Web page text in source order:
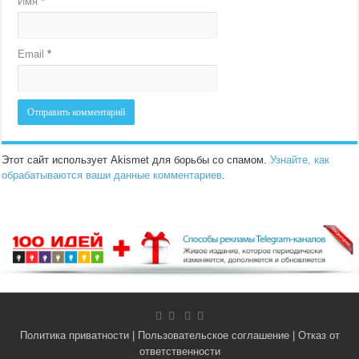
Email*
Этот сайт использует Akismet для борьбы со спамом.Узнайте, как
обрабатываются ваши данные комментариев.
Политика приватности| Пользовательское соглашение| Отказ от
ответственности